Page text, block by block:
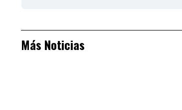
Más Noticias